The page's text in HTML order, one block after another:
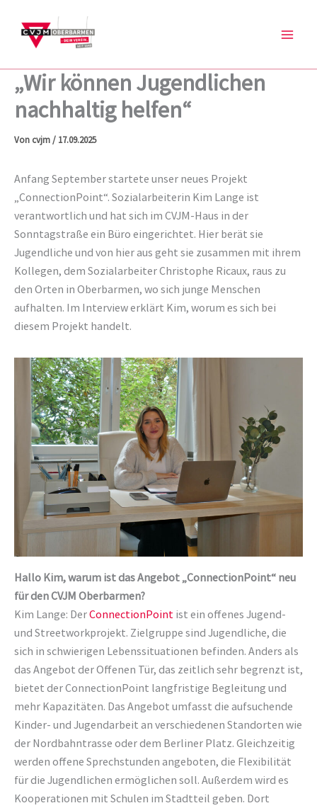
Inhalt
springen
„Wir können Jugendlichen
nachhaltig helfen“
Von cvjm/ 17.09.2025
Anfang September startete unser neues Projekt
„ConnectionPoint“. Sozialarbeiterin Kim Lange ist
verantwortlich und hat sich im CVJM-Haus in der
Sonntagstraße ein Büro eingerichtet. Hier berät sie
Jugendliche und von hier aus geht sie zusammen mit ihrem
Kollegen, dem Sozialarbeiter Christophe Ricaux, raus zu
den Orten in Oberbarmen, wo sich junge Menschen
aufhalten. Im Interview erklärt Kim, worum es sich bei
diesem Projekt handelt.
Hallo Kim, warum ist das Angebot „ConnectionPoint“ neu
für den CVJM Oberbarmen?
Kim Lange: DerConnectionPoint ist ein offenes Jugend-
und Streetworkprojekt. Zielgruppe sind Jugendliche, die
sich in schwierigen Lebenssituationen befinden. Anders als
das Angebot der Offenen Tür, das zeitlich sehr begrenzt ist,
bietet der ConnectionPoint langfristige Begleitung und
mehr Kapazitäten. Das Angebot umfasst die aufsuchende
Kinder- und Jugendarbeit an verschiedenen Standorten wie
der Nordbahntrasse oder dem Berliner Platz. Gleichzeitig
werden offene Sprechstunden angeboten, die Flexibilität
für die Jugendlichen ermöglichen soll. Außerdem wird es
Kooperationen mit Schulen im Stadtteil geben. Dort